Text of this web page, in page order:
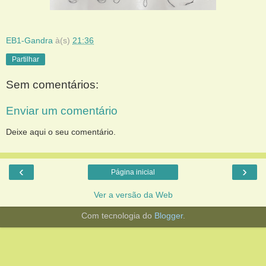
EB1-Gandra à(s) 21:36
Partilhar
Sem comentários:
Enviar um comentário
Deixe aqui o seu comentário.
‹ ›
Página inicial
Ver a versão da Web
Com tecnologia do Blogger.